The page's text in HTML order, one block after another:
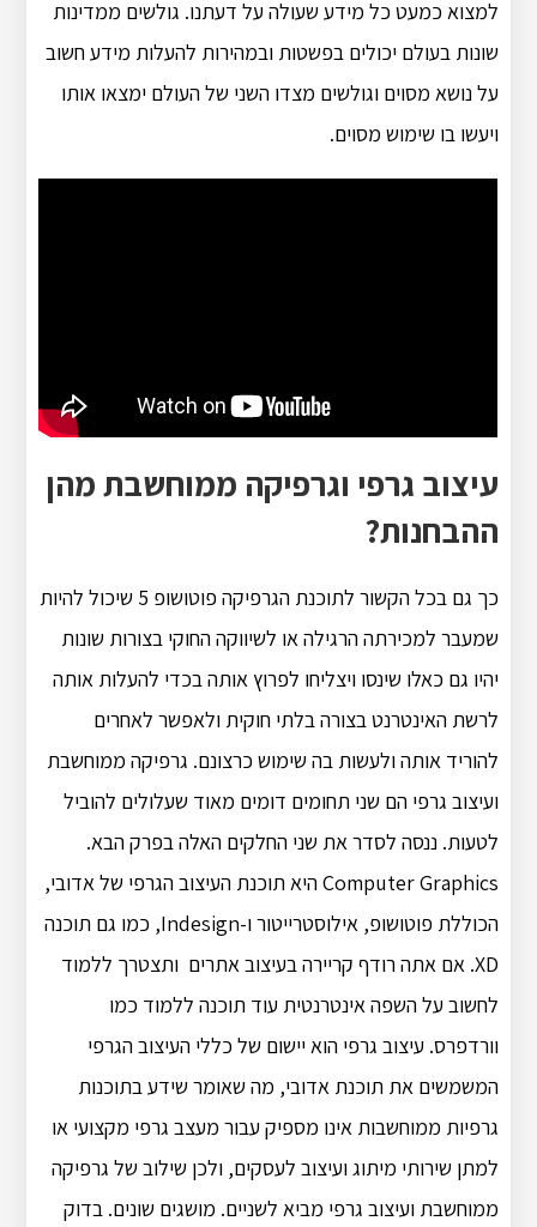
למצוא כמעט כל מידע שעולה על דעתנו. גולשים ממדינות
שונות בעולם יכולים בפשטות ובמהירות להעלות מידע חשוב
על נושא מסוים וגולשים מצדו השני של העולם ימצאו אותו
ויעשו בו שימוש מסוים.
עיצוב גרפי וגרפיקה ממוחשבת מהן
ההבחנות?
כך גם בכל הקשור לתוכנת הגרפיקה פוטושופ 5 שיכול להיות
שמעבר למכירתה הרגילה או לשיווקה החוקי בצורות שונות
יהיו גם כאלו שינסו ויצליחו לפרוץ אותה בכדי להעלות אותה
לרשת האינטרנט בצורה בלתי חוקית ולאפשר לאחרים
להוריד אותה ולעשות בה שימוש כרצונם. גרפיקה ממוחשבת
ועיצוב גרפי הם שני תחומים דומים מאוד שעלולים להוביל
לטעות. ננסה לסדר את שני החלקים האלה בפרק הבא.
Computer Graphics היא תוכנת העיצוב הגרפי של אדובי,
הכוללת פוטושופ, אילוסטרייטור ו-Indesign, כמו גם תוכנה
XD. אם אתה רודף קריירה בעיצוב אתרים ותצטרך ללמוד
לחשוב על השפה אינטרנטית עוד תוכנה ללמוד כמו
וורדפרס. עיצוב גרפי הוא יישום של כללי העיצוב הגרפי
המשמשים את תוכנת אדובי, מה שאומר שידע בתוכנות
גרפיות ממוחשבות אינו מספיק עבור מעצב גרפי מקצועי או
למתן שירותי מיתוג ועיצוב לעסקים, ולכן שילוב של גרפיקה
ממוחשבת ועיצוב גרפי מביא לשניים. מושגים שונים. בדוק